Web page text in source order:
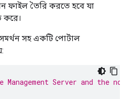
ফাইল তৈরি করতে হবে যা
করে।
সহ একটি পোর্টাল
Management Server and the